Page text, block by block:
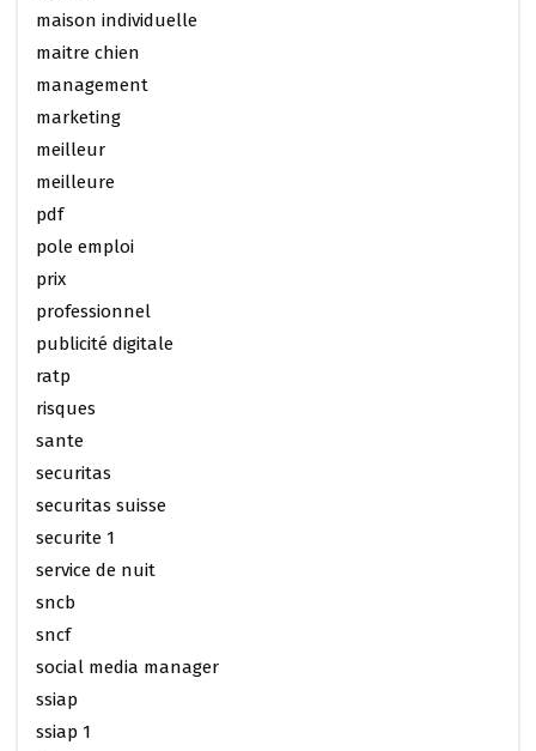
maison individuelle
maitre chien
management
marketing
meilleur
meilleure
pdf
pole emploi
prix
professionnel
publicité digitale
ratp
risques
sante
securitas
securitas suisse
securite 1
service de nuit
sncb
sncf
social media manager
ssiap
ssiap 1